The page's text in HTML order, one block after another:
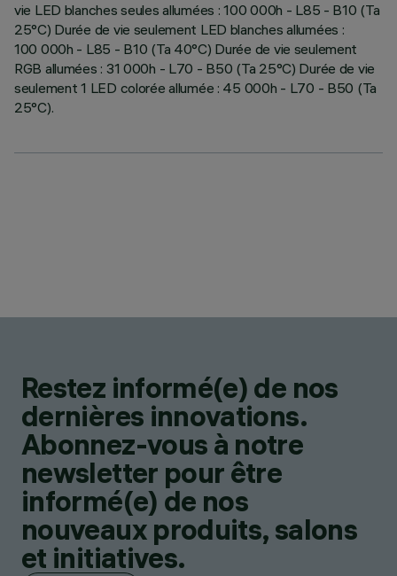
vie LED blanches seules allumées : 100 000h - L85 - B10 (Ta
25°C) Durée de vie seulement LED blanches allumées :
100 000h - L85 - B10 (Ta 40°C) Durée de vie seulement
RGB allumées : 31 000h - L70 - B50 (Ta 25°C) Durée de vie
seulement 1 LED colorée allumée : 45 000h - L70 - B50 (Ta
25°C).
Restez informé(e) de nos
dernières innovations.
Abonnez-vous à notre
newsletter pour être
informé(e) de nos
nouveaux produits, salons
et initiatives.